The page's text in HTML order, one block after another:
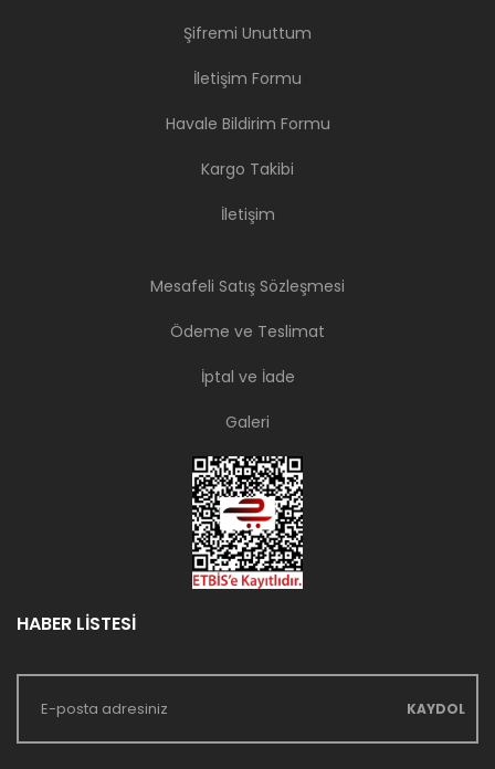
Şifremi Unuttum
İletişim Formu
Havale Bildirim Formu
Kargo Takibi
İletişim
Mesafeli Satış Sözleşmesi
Ödeme ve Teslimat
İptal ve İade
Galeri
HABER LİSTESİ
KAYDOL